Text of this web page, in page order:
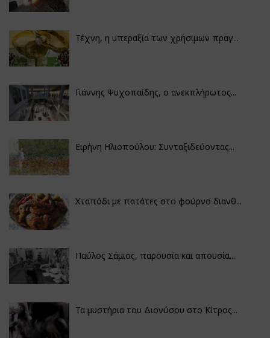
Τέχνη, η υπεραξία των χρήσιμων πραγ...
Γιάννης Ψυχοπαίδης, ο ανεκπλήρωτος...
Ειρήνη Ηλιοπούλου: Συνταξιδεύοντας...
Χταπόδι με πατάτες στο φούρνο διανθ...
Παύλος Σάμιος, παρουσία και απουσία...
Τα μυστήρια του Διονύσου στο Κίτρος...